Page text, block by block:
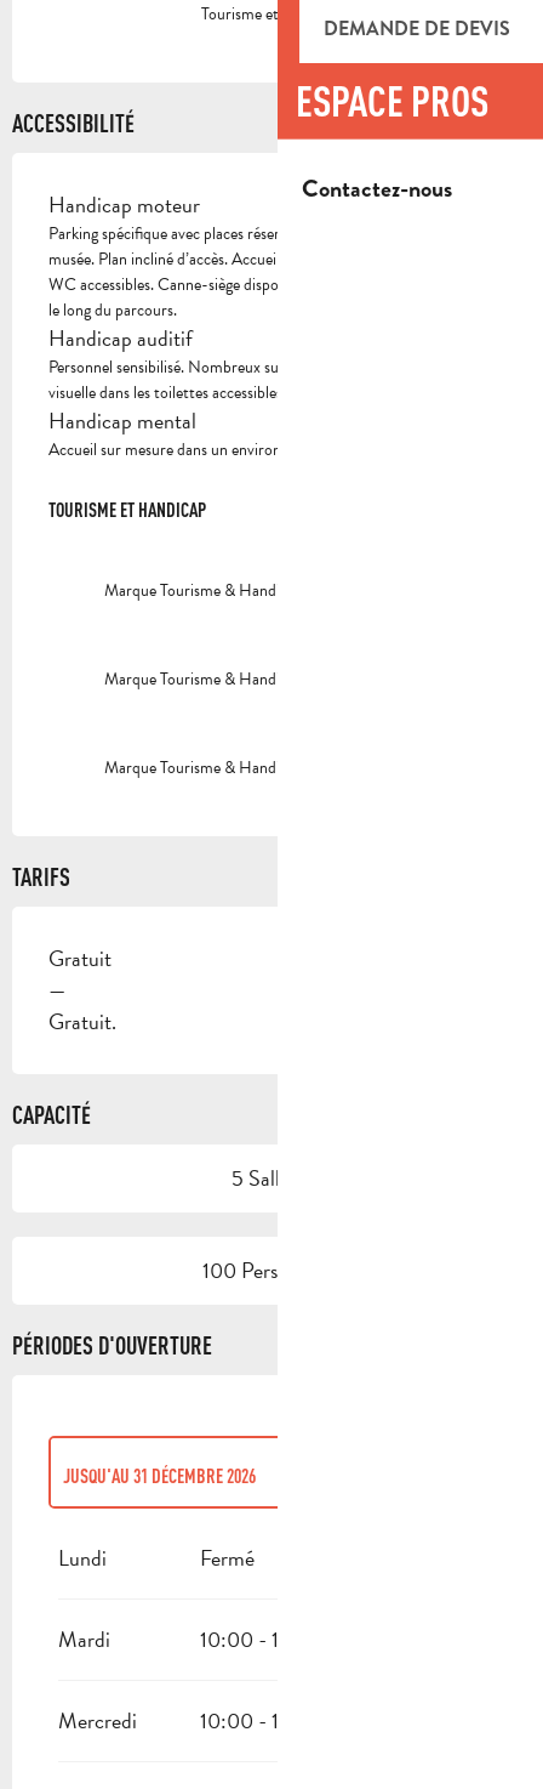
DEMANDE DE DEVIS
ESPACE PROS
Contactez-nous
Tourisme et handicap
ACCESSIBILITÉ
Handicap moteur
Parking spécifique avec places réservées dans l’enceinte même du
musée. Plan incliné d’accès. Accueil et accompagnement sensibilisé.
WC accessibles. Canne-siège disponible à l’accueil. Assises de repos
le long du parcours.
Handicap auditif
Personnel sensibilisé. Nombreux supports écrits proposés. Alarme
visuelle dans les toilettes accessibles.
Handicap mental
Accueil sur mesure dans un environnement rassurant et sécurisant.
TOURISME ET HANDICAP
TOURISME ET HANDICAP
Marque Tourisme & Handicap - déficience auditive
Marque Tourisme & Handicap - déficience mentale
Marque Tourisme & Handicap - déficience motrice
TARIFS
Gratuit
—
Gratuit.
CAPACITÉ
5 Salle(s)
100 Personne(s)
PÉRIODES D'OUVERTURE
1 JANVIER 2026 AU1 FÉVRIER 2026
JUSQU'AU 31 DÉCEMBRE 2026
Lundi Fermé
Mardi 10:00 - 12:00
Mercredi 10:00 - 12:00